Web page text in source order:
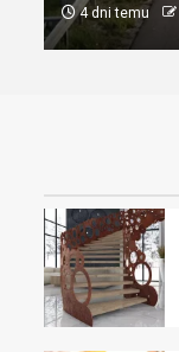
4 tygodnie